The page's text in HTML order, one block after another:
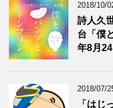
2018/10/
詩人久
台「僕
年8月
2018/07/
「はじ